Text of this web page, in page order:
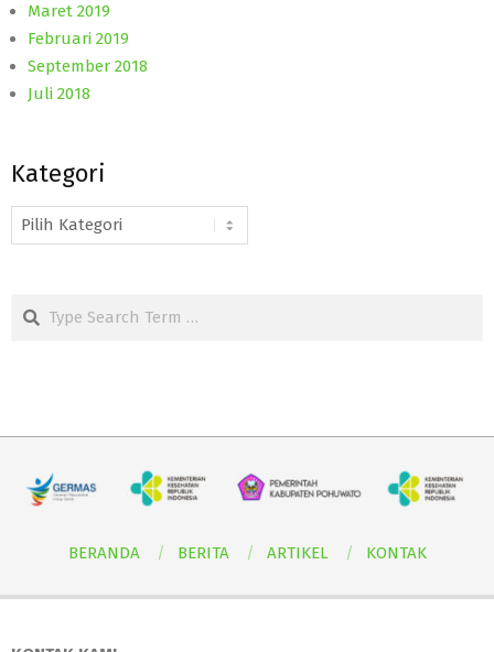
Maret 2019
Februari 2019
September 2018
Juli 2018
Kategori
Kategori
Search
BERANDA BERITA ARTIKEL KONTAK